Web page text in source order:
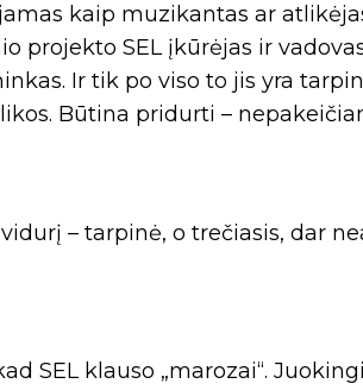
kaip muzikantas ar
projekto SEL įkūrėjas ir
Ir tik po viso to jis yra
Būtina pridurti –
– tarpinė, o trečiasis, dar
SEL klauso „marozai“.